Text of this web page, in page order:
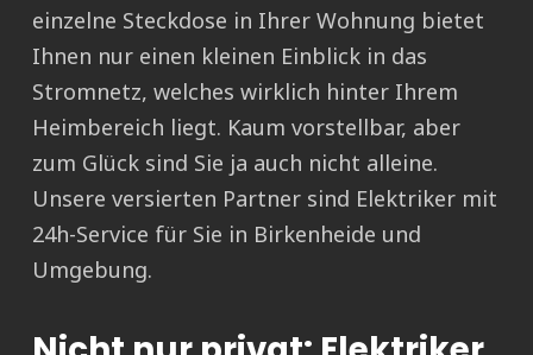
einzelne Steckdose in Ihrer Wohnung bietet
Ihnen nur einen kleinen Einblick in das
Stromnetz, welches wirklich hinter Ihrem
Heimbereich liegt. Kaum vorstellbar, aber
zum Glück sind Sie ja auch nicht alleine.
Unsere versierten Partner sind Elektriker mit
24h-Service für Sie in Birkenheide und
Umgebung.